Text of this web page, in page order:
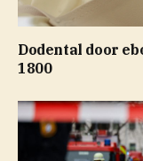
Dodental door
1800